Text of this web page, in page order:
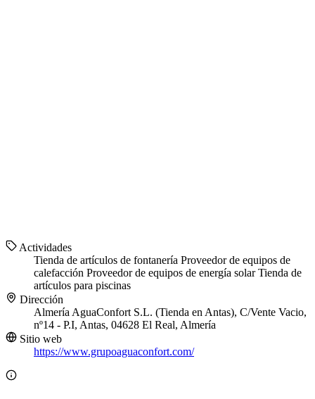
Actividades
Tienda de artículos de fontanería Proveedor de equipos de
calefacción Proveedor de equipos de energía solarTienda de
artículos para piscinas
Dirección
Almería AguaConfort S.L. (Tienda en Antas), C/Vente Vacio,
nº14 - P.I, Antas, 04628 El Real, Almería
Sitio web
https://www.grupoaguaconfort.com/